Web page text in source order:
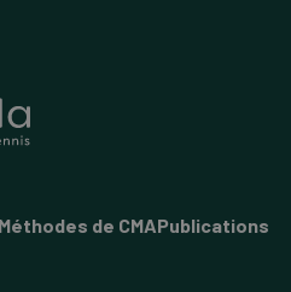
Méthodes de CMAPublications